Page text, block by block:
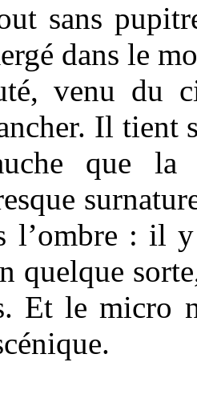
sans
dans le
venu du
Il tient
que la
l’ombre :
quelque
Et le micro